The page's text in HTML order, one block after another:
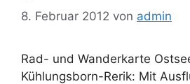
8. Februar 2012 von admin
Rad- und Wanderkarte
Kühlungsborn-Rerik: Mit